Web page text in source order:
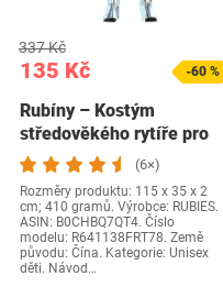
135 Kč
337 Kč
-60 %
Rubíny – Kostým
středověkého rytíře pro
děti – Velikost 7-8…
(6×)
Rozměry produktu: 115 x 35 x 2
cm; 410 gramů. Výrobce: RUBIES.
ASIN: B0CHBQ7QT4. Číslo
modelu: R641138FRT78. Země
původu: Čína. Kategorie: Unisex
děti. Návod…